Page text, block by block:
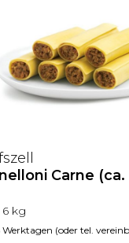
Carne (ca.
kg
Werktagen (oder tel.